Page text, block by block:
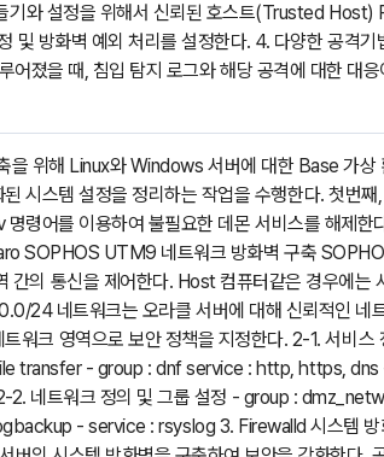
기와 설정을 위해서 신뢰된 호스트(Trusted Host)
방화벽 예외 처리를 설정한다. 4. 다양한 공격기
졌을 때, 침입 탐지 로그와 해당 공격에 대한 대응
위해 Linux와 Windows 서버에 대한 Base 가상
시스템 설정을 정리하는 작업을 수행한다. 첫번
령어를 이용하여 불필요한 데몬 서비스를 해제한
SOPHOS UTM9 네트워크 방화벽 구축
의 통신을 제어한다. Host 컴퓨터같은 경우에는
24 네트워크는 오라클 서버에 대해 신뢰적인 네
워크 영역으로 보안 정책을 지정한다. 2-1. 서비스
transfer - group : dnf service : http, https, dns
네트워크 정의 및 그룹 설정 - group :
- service : rsyslog 3. Firewalld 시스템